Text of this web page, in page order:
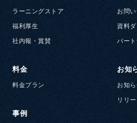
ラーニングストア
福利厚生
社内報・賞賛
料金
料金プラン
事例
お問
資料
パー
お知
お知
リリ